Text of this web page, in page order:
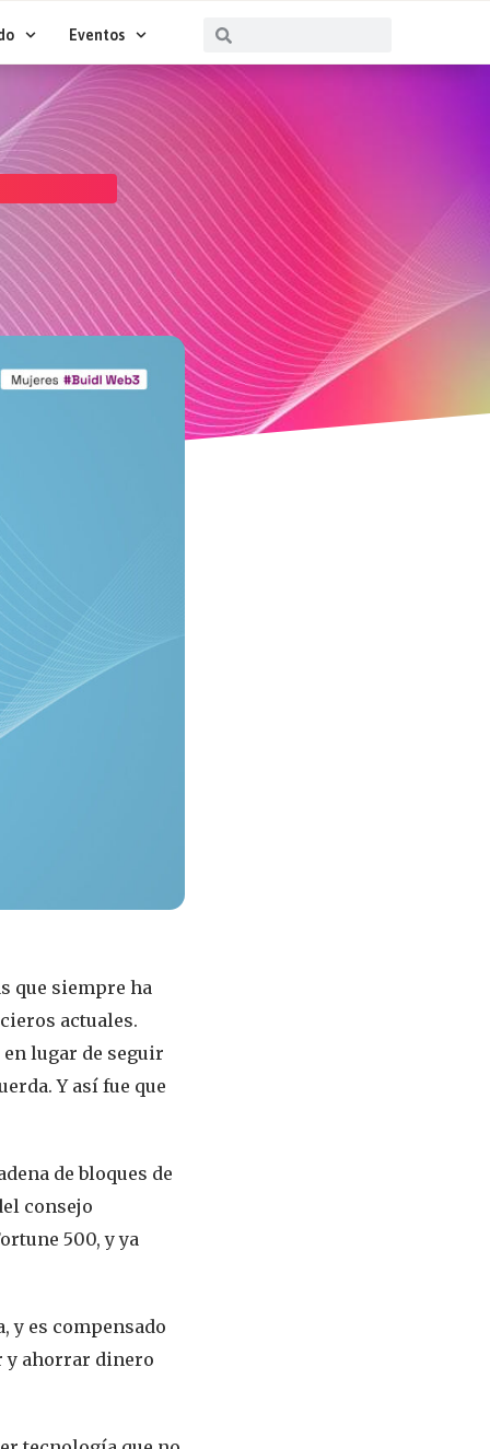
Eventos Buscar
que siempre ha
actuales.
lugar de seguir
Y así fue que
de bloques de
consejo
500, y ya
y es compensado
y ahorrar dinero